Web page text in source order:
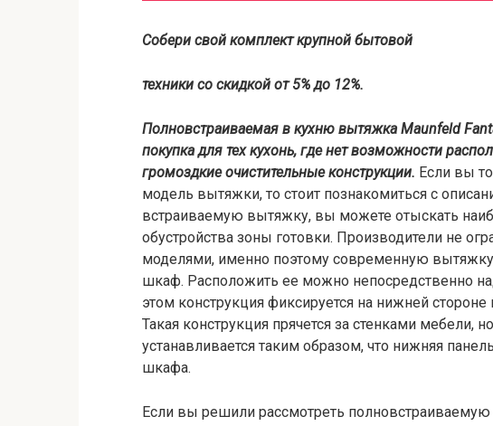
Собери свой комплект крупной бытовой
техники со скидкой от 5% до 12%.
Полновстраиваемая в кухню вытяжка Maunfeld
покупка для тех кухонь, где нет возможности
громоздкие очистительные конструкции. Если вы
модель вытяжки, то стоит познакомиться с
встраиваемую вытяжку, вы можете отыскать
обустройства зоны готовки. Производители не
моделями, именно поэтому современную
шкаф. Расположить ее можно непосредственно
этом конструкция фиксируется на нижней
Такая конструкция прячется за стенками мебели,
устанавливается таким образом, что нижняя
шкафа.
Если вы решили рассмотреть